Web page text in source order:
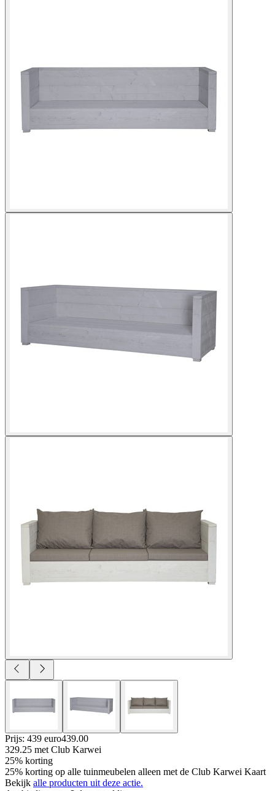
Prijs: 439 euro439.00
329.25 met Club Karwei
25% korting
25% korting op alle tuinmeubelen alleen met de Club Karwei Kaart
Bekijk alle producten uit deze actie.